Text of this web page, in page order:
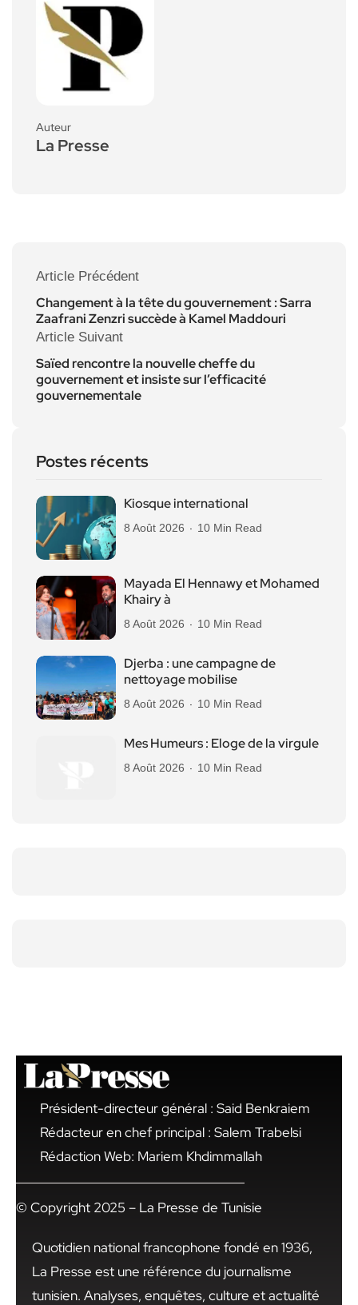
Auteur
La Presse
Article Précédent
Changement à la tête du gouvernement : Sarra
Zaafrani Zenzri succède à Kamel Maddouri
Article Suivant
Saïed rencontre la nouvelle cheffe du
gouvernement et insiste sur l’efficacité
gouvernementale
Postes récents
Kiosque international
8 Août 2026 10 Min Read
Mayada El Hennawy et Mohamed
Khairy à
8 Août 2026 10 Min Read
Djerba : une campagne de
nettoyage mobilise
8 Août 2026 10 Min Read
Mes Humeurs : Eloge de la virgule
8 Août 2026 10 Min Read
Président-directeur général : Said Benkraiem
Rédacteur en chef principal : Salem Trabelsi
Rédaction Web: Mariem Khdimmallah
© Copyright 2025 – La Presse de Tunisie
Quotidien national francophone fondé en 1936,
La Presse est une référence du journalisme
tunisien. Analyses, enquêtes, culture et actualité